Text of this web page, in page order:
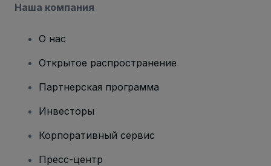
Наша компания
О нас
Открытое распространение
Партнерская программа
Инвесторы
Корпоративный сервис
Пресс-центр